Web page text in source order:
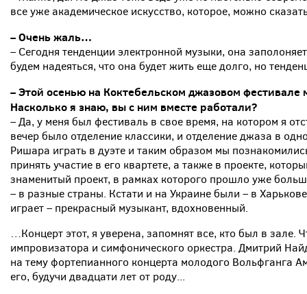
все уже академическое искусство, которое, можно
– Очень жаль…
– Сегодня тенденции электронной музыки, она
будем надеяться, что она будет жить еще долго, но
– Этой осенью на Коктебельском джазовом
Насколько я знаю, вы с ним вместе работали?
– Да, у меня был фестиваль в свое время, на котором я
вечер было отделение классики, и отделение джаза в
Ришара играть в дуэте и таким образом мы
принять участие в его квартете, а также в проекте,
знаменитый проект, в рамках которого прошло уже
– в разные страны. Кстати и на Украине были – в
играет – прекрасный музыкант, вдохновенный.
…Концерт этот, я уверена, запомнят все, кто был в
импровизатора и симфонического оркестра. Дмитрий
на тему фортепианного концерта молодого Вольфганга
его, будучи двадцати лет от роду...